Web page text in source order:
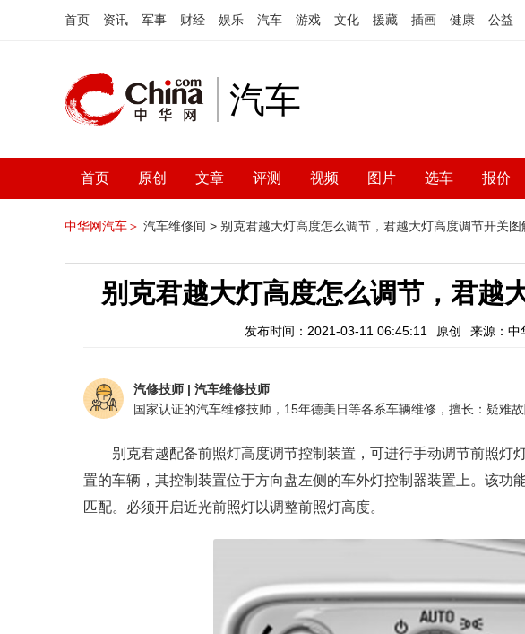
首页 资讯 军事 财经 娱乐 汽车 游戏 文化 援藏 插画 健康 公益
汽车
首页 原创 文章 评测 视频 图片 选车 报价
中华网汽车＞ 汽车维修间 > 别克君越大灯高度怎么调节，君越大灯高度调节开关图
别克君越大灯高度怎么调节，君越
发布时间：2021-03-11 06:45:11 原创 来源：中
汽修技师 | 汽车维修技师
别克君越配备前照灯高度调节控制装置，可进行手动调节前照灯
置的车辆，其控制装置位于方向盘左侧的车外灯控制器装置上。该功
匹配。必须开启近光前照灯以调整前照灯高度。